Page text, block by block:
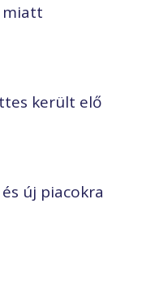
miatt
került elő
új piacokra